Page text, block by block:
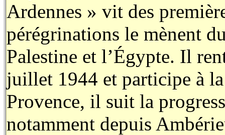
Ardennes » vit des
pérégrinations le mènent
Palestine et l’Égypte. Il
juillet 1944 et participe à
Provence, il suit la
notamment depuis